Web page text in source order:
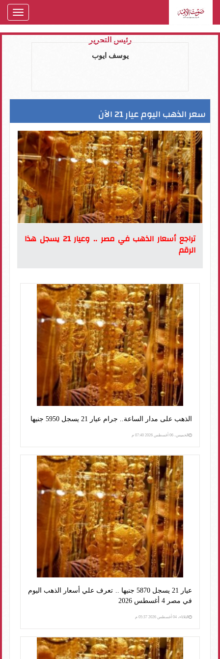
رئيس التحرير
يوسف ايوب
سعر الذهب اليوم عيار 21 الآن
تراجع أسعار الذهب في مصر .. وعيار 21 يسجل هذا
الرقم
الذهب على مدار الساعة.. جرام عيار 21 يسجل 5950 جنيها
الخميس، 06 أغسطس 2026 07:40 م
عيار 21 يسجل 5870 جنيها .. تعرف علي أسعار الذهب اليوم
في مصر 4 أغسطس 2026
الثلاثاء، 04 أغسطس 2026 05:37 م